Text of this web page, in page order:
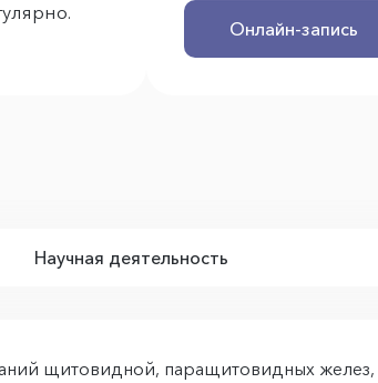
Онлайн-запись
Научная деятельность
щитовидной, паращитовидных желез,